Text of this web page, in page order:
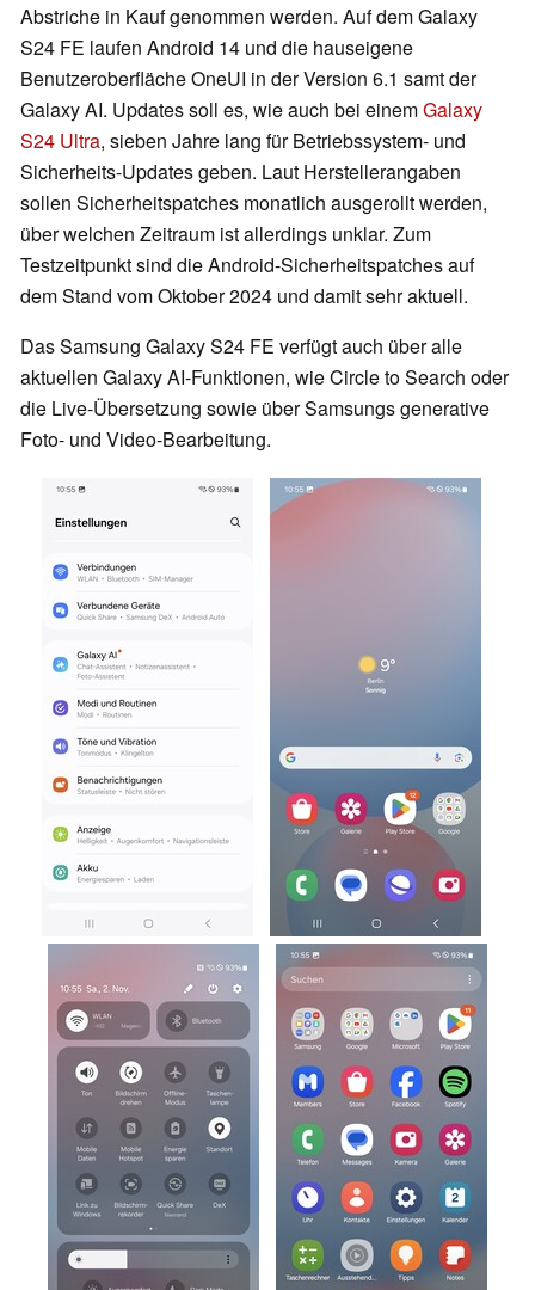
Abstriche in Kauf genommen werden. Auf dem Galaxy
S24 FE laufen Android 14 und die hauseigene
Benutzeroberfläche OneUI in der Version 6.1 samt der
Galaxy AI. Updates soll es, wie auch bei einemGalaxy
S24 Ultra, sieben Jahre lang für Betriebssystem- und
Sicherheits-Updates geben. Laut Herstellerangaben
sollen Sicherheitspatches monatlich ausgerollt werden,
über welchen Zeitraum ist allerdings unklar. Zum
Testzeitpunkt sind die Android-Sicherheitspatches auf
dem Stand vom Oktober 2024 und damit sehr aktuell.
Das Samsung Galaxy S24 FE verfügt auch über alle
aktuellen Galaxy AI-Funktionen, wie Circle to Search oder
die Live-Übersetzung sowie über Samsungs generative
Foto- und Video-Bearbeitung.